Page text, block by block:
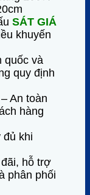
SÁT GIÁ
khuyến
quốc và
quy định
An toàn
hàng
đủ khi
hỗ trợ
phân phối